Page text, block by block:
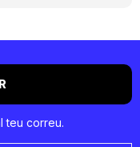
teu correu.